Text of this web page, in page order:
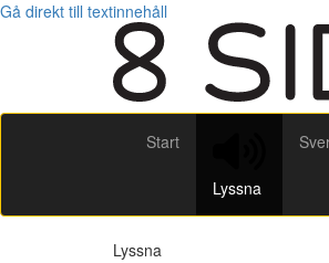
Gå direkt till textinnehåll
Start
Lyssna
Lyssna